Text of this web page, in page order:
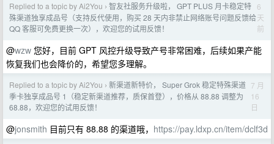
Replied to a topic by Ai2You › 智友社服务升级啦， GPT PLUS 月卡稳定特
殊渠道独享成品号（支持反代使用，购买 28 天内非禁止网络账号问题反馈给
QQ 客服可免费更换一次），欢迎您的试用反馈！
6
天
前
@wzw 您好，目前 GPT 风控升级导致产号非常困难，后续如果产能
恢复我们也会降价的，希望您多理解。
Replied to a topic by Ai2You › 新渠道新特价， Super Grok 稳定特殊渠道
季卡独享成品号 1（稳定新渠道推荐，质保首登），价格从 88.88 调整为
68.88，欢迎您的试用反馈！
7 月
16
日
@jonsmith 目前只有 88.88 的渠道哦， https://pay.ldxp.cn/item/dclf3d